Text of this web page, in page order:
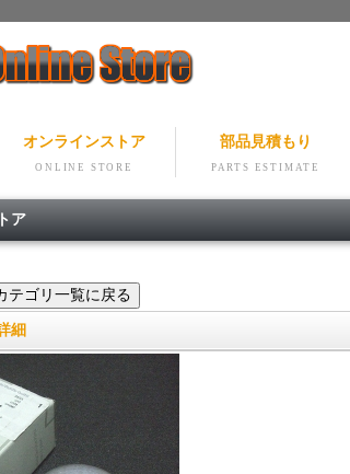
オンラインストア
ONLINE STORE
部品見積もり
PARTS ESTIMATE
ア
細